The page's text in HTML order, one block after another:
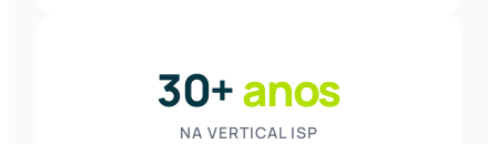
30+anos
NA VERTICAL ISP